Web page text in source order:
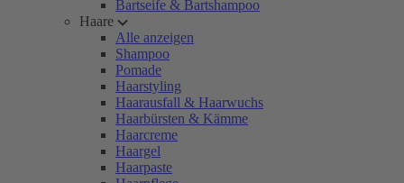
Bartseife & Bartshampoo
Haare
Alle anzeigen
Shampoo
Pomade
Haarstyling
Haarausfall & Haarwuchs
Haarbürsten & Kämme
Haarcreme
Haargel
Haarpaste